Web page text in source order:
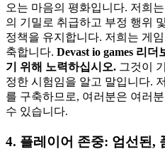
오는 마음의 평화입니다. 저희
의 기밀로 취급하고 부정 행위
정책을 유지합니다. 저희는 게
축합니다. Devast io games 리
기 위해 노력하십시오. 그것이
정한 시험임을 알고 말입니다.
를 구축하므로, 여러분은 여러
수 있습니다.
4. 플레이어 존중: 엄선된,